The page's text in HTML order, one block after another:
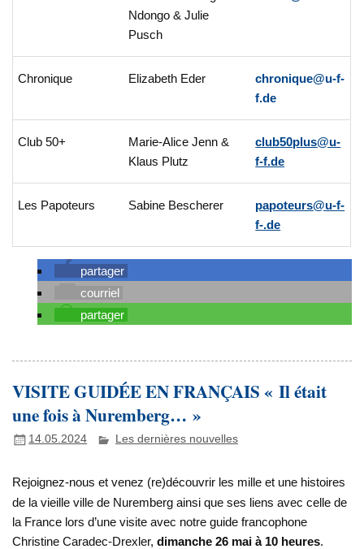
Ndongo & Julie
Pusch
Chronique Elizabeth Eder
chronique@u-f-
f.de
Club 50+
Marie-Alice Jenn &
Klaus Plutz
club50plus@u-
f-f.de
Les Papoteurs Sabine Bescherer
papoteurs@u-f-
f-.de
partager
courriel
partager
VISITE GUIDÉE EN FRANÇAIS « Il était
une fois à Nuremberg… »
14.05.2024 Les dernières nouvelles
Rejoignez-nous et venez (re)découvrir les mille et une histoires
de la vieille ville de Nuremberg ainsi que ses liens avec celle de
la France lors d’une visite avec notre guide francophone
Christine Caradec-Drexler,dimanche 26 mai à 10 heures.